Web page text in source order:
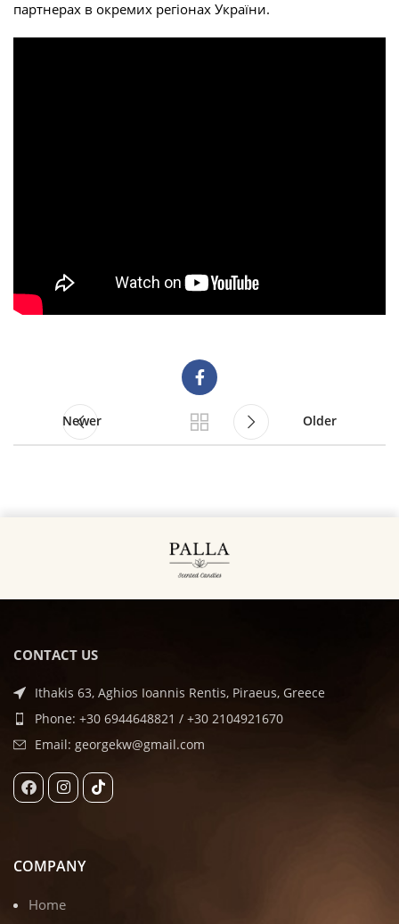
партнерах в окремих регіонах України.
Newer Older
CONTACT US
Ithakis 63, Aghios Ioannis Rentis, Piraeus, Greece
Phone: +30 6944648821 / +30 2104921670
Email: georgekw@gmail.com
COMPANY
Home